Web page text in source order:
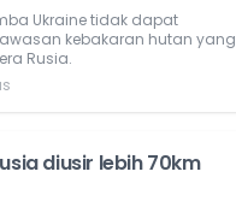
Ukraine tidak dapat
kebakaran hutan yang
Rusia.
diusir lebih 70km